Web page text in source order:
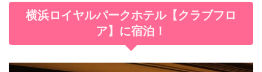
横浜ロイヤルパークホテル【クラブフロ
ア】に宿泊！